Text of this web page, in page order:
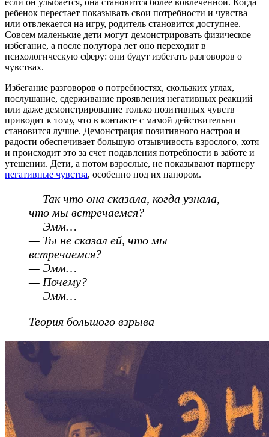
ребенок перестает показывать свои потребности и чувства
или отвлекается на игру, родитель становится доступнее.
Совсем маленькие дети могут демонстрировать физическое
избегание, а после полутора лет оно переходит в
психологическую сферу: они будут избегать разговоров о
чувствах.
Избегание разговоров о потребностях, скользких углах,
послушание, сдерживание проявления негативных реакций
или даже демонстрирование только позитивных чувств
приводит к тому, что в контакте с мамой действительно
становится лучше. Демонстрация позитивного настроя и
радости обеспечивает большую отзывчивость взрослого, хотя
и происходит это за счет подавления потребности в заботе и
утешении. Дети, а потом взрослые, не показывают партнеру
негативные чувства, особенно под их напором.
— Так что она сказала, когда узнала,
что мы встречаемся?
— Эмм…
— Ты не сказал ей, что мы
встречаемся?
— Эмм…
— Почему?
— Эмм…
Теория большого взрыва